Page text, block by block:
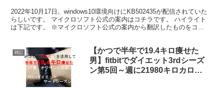
2022年10月17日。windows10環境向けにKB502435が配信されていた
らしいです。 マイクロソフト公式の案内はコチラです。 ハイライト
は下記です。 ※マイクロソフト公式の案内から翻訳したものをコピ
雑記
【かつで半年で19.4キロ痩せた
男】fitbitでダイエット3rdシーズ
ン第5回～週に21980キロカロリ